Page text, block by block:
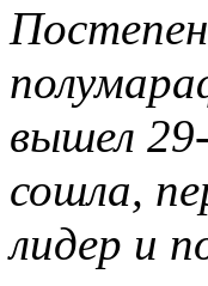
вышел
сошла,
лидер и